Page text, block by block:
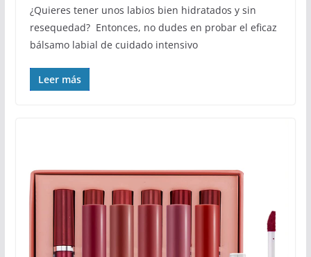
¿Quieres tener unos labios bien hidratados y sin
resequedad? Entonces, no dudes en probar el eficaz
bálsamo labial de cuidado intensivo
Leer más